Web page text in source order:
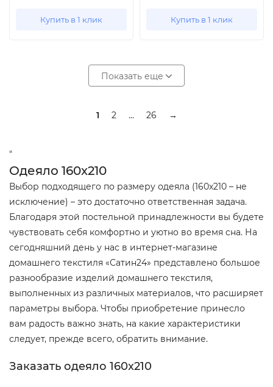
Купить в 1 клик Купить в 1 клик
Показать еще
1 2 ... 26 →
"
Одеяло 160x210
Выбор подходящего по размеру одеяла (160х210 – не
исключение) – это достаточно ответственная задача.
Благодаря этой постельной принадлежности вы будете
чувствовать себя комфортно и уютно во время сна. На
сегодняшний день у нас в интернет-магазине
домашнего текстиля «Сатин24» представлено большое
разнообразие изделий домашнего текстиля,
выполненных из различных материалов, что расширяет
параметры выбора. Чтобы приобретение принесло
вам радость важно знать, на какие характеристики
следует, прежде всего, обратить внимание.
Заказать одеяло 160x210